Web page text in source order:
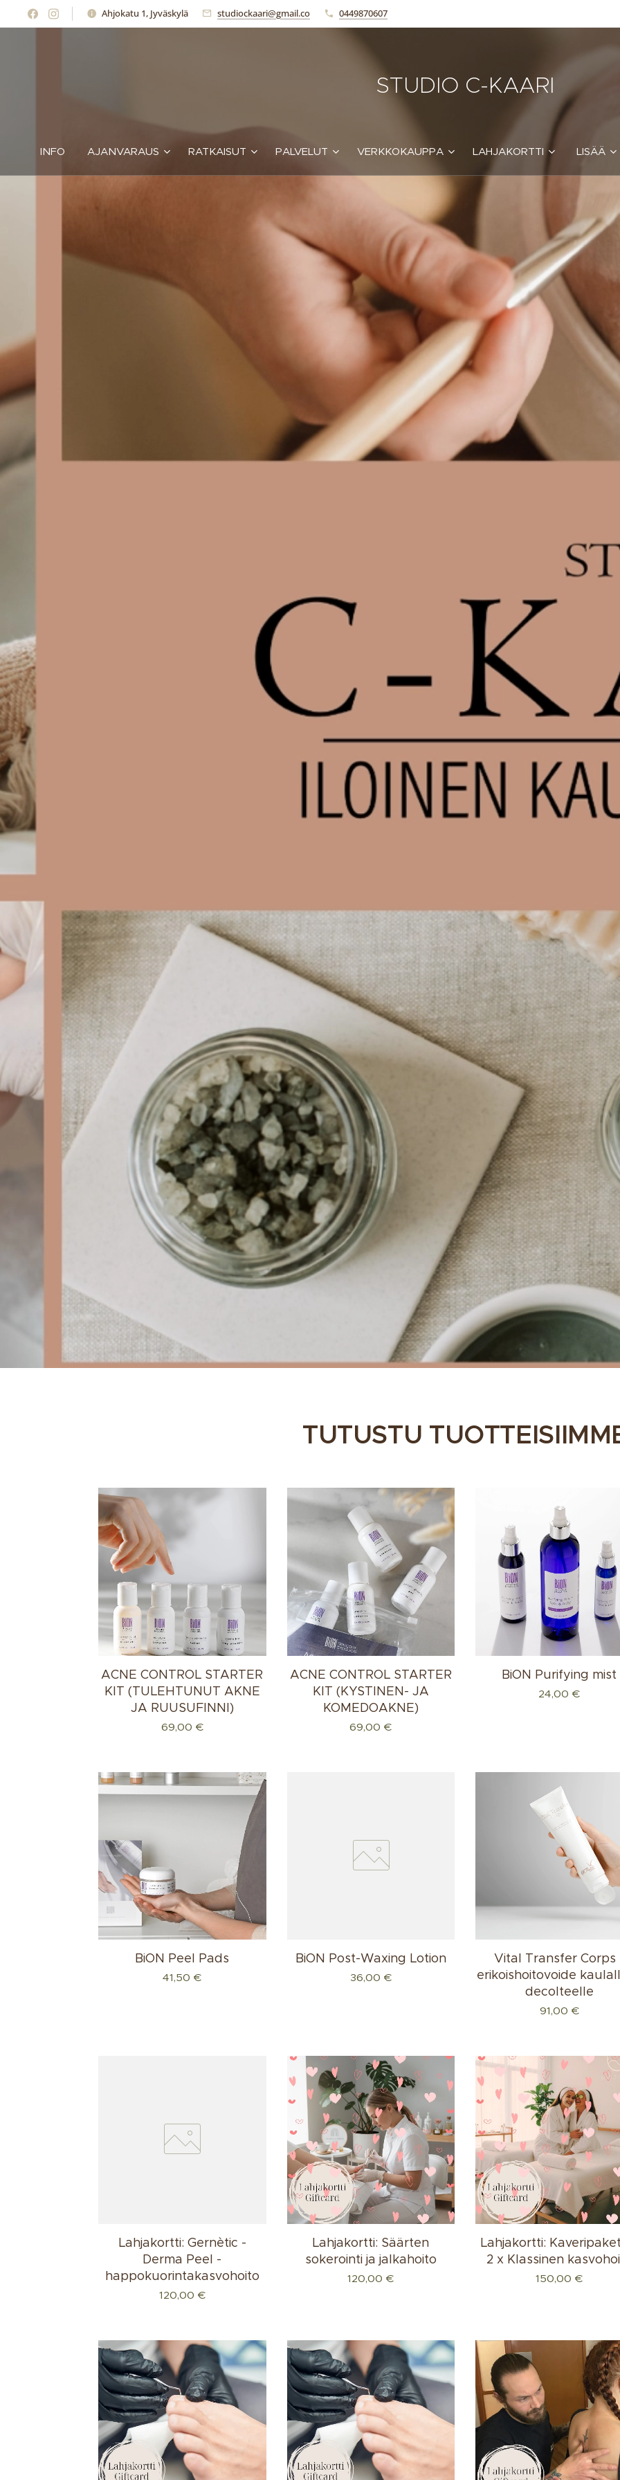
Ahjokatu 1, Jyväskylä studiockaari@gmail.co 0449870607
STUDIO C-KAARI
INFO AJANVARAUS RATKAISUT PALVELUT VERKKOKAUPPA LAHJAKORTTI LISÄÄ
TUTUSTU
ACNE CONTROL STARTER
KIT (TULEHTUNUT AKNE
JA RUUSUFINNI)
69,00 €
ACNE CONTROL STARTER
KIT (KYSTINEN- JA
KOMEDOAKNE)
69,00 €
BiON Purifying mist
24,00 €
BiON Peel Pads
41,50 €
BiON Post-Waxing Lotion
36,00 €
Vital Transfer Corps
erikoishoitovoide
decolteelle
91,00 €
Lahjakortti: Gernètic -
Derma Peel -
happokuorintakasvohoito
120,00 €
Lahjakortti: Säärten
sokerointi ja jalkahoito
120,00 €
Lahjakortti:
2 x Klassinen
150,00 €